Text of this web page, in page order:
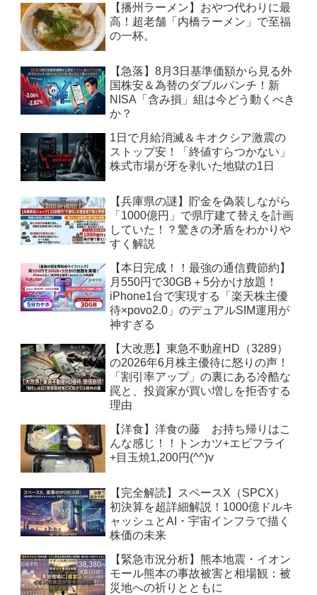
【播州ラーメン】おやつ代わりに最
高！超老舗「内橋ラーメン」で至福
の一杯。
【急落】8月3日基準価額から見る外
国株安＆為替のダブルパンチ！新
NISA「含み損」組は今どう動くべき
か？
1日で月給消滅＆キオクシア激震の
ストップ安！「終値すらつかない」
株式市場が牙を剥いた地獄の1日
【兵庫県の謎】貯金を偽装しながら
「1000億円」で県庁建て替えを計画
していた！？驚きの矛盾をわかりや
すく解説
【本日完成！！最強の通信費節約】
月550円で30GB＋5分かけ放題！
iPhone1台で実現する「楽天株主優
待×povo2.0」のデュアルSIM運用が
神すぎる
【大改悪】東急不動産HD（3289）
の2026年6月株主優待に怒りの声！
「割引率アップ」の裏にある冷酷な
罠と、投資家が買い増しを拒否する
理由
【洋食】洋食の藤 お持ち帰りはこ
んな感じ！！トンカツ+エビフライ
+目玉焼1,200円(^^)v
【完全解読】スペースX（SPCX）
初決算を超詳細解説！1000億ドルキ
ャッシュとAI・宇宙インフラで描く
株価の未来
【緊急市況分析】熊本地震・イオン
モール熊本の事故被害と相場観：被
災地への祈りとともに